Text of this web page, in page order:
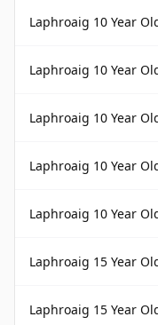
Laphroaig 10 Year
Laphroaig 10 Year Old
Laphroaig 10 Year Old
Laphroaig 10 Year Old
Laphroaig 10 Year
Laphroaig 15 Year
Laphroaig 15 Year